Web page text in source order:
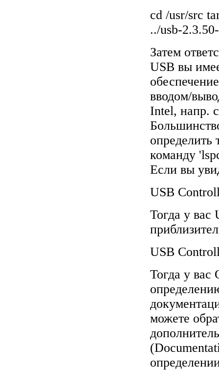
cd /usr/src
../usb-
Затем
USB вы
вводом/
Intel, напр.
определить
команду
Если вы
USB
Тогда у вас
USB
Тогда у вас
можете